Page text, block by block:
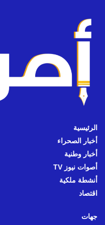
الرئيسية
أخبار الصحراء
أخبار وطنية
أصوات نيوز TV
أنشطة ملكية
اقتصاد
جهات